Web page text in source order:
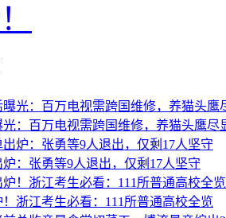
：百万电视需跨国维修，养猫头鹰尽
：张勇等9人退出，仅剩17人坚守
浙江考生必看：111所普通高校全览